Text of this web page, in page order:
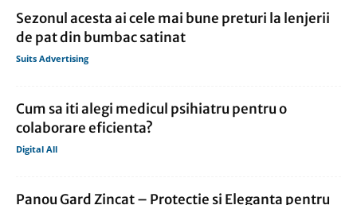
Sezonul acesta ai cele mai bune preturi la lenjerii
de pat din bumbac satinat
Suits Advertising
Cum sa iti alegi medicul psihiatru pentru o
colaborare eficienta?
Digital All
Panou Gard Zincat – Protectie si Eleganta pentru